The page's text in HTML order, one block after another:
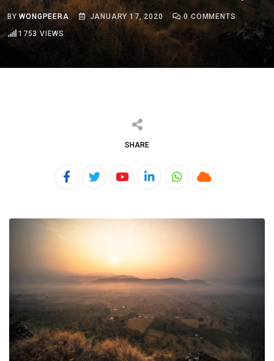
BYWONGPEERA JANUARY 17, 2020 0 COMMENTS
1753 VIEWS
SHARE
YoutubeLinkedInWhatsapp
Cloud